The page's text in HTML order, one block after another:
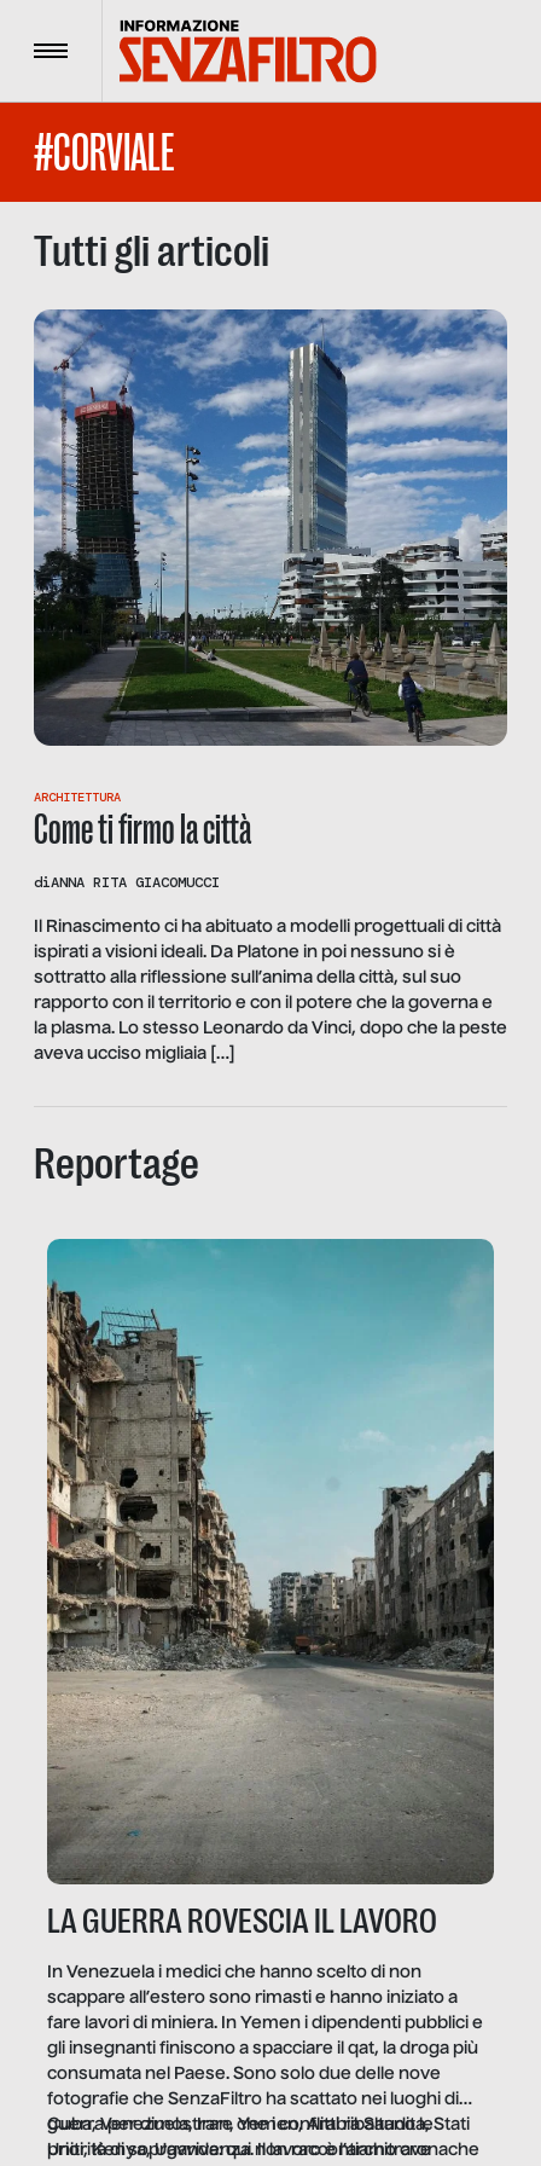
Menu
#CORVIALE
Tutti gli articoli
ARCHITETTURA
Come ti firmo la città
diANNA RITA GIACOMUCCI
Il Rinascimento ci ha abituato a modelli progettuali di città
ispirati a visioni ideali. Da Platone in poi nessuno si è
sottratto alla riflessione sull’anima della città, sul suo
rapporto con il territorio e con il potere che la governa e
la plasma. Lo stesso Leonardo da Vinci, dopo che la peste
aveva ucciso migliaia […]
Reportage
LA GUERRA ROVESCIA IL LAVORO
In Venezuela i medici che hanno scelto di non
scappare all’estero sono rimasti e hanno iniziato a
fare lavori di miniera. In Yemen i dipendenti pubblici e
gli insegnanti finiscono a spacciare il qat, la droga più
consumata nel Paese. Sono solo due delle nove
fotografie che SenzaFiltro ha scattato nei luoghi di
guerra per dimostrare che i conflitti ribaltano le
priorità di sopravvivenza. Il lavoro è l’architrave
Cuba, Venezuela, Iran, Yemen, Arabia Saudita, Stati
Uniti, Kenya, Uganda: qui non raccontiamo cronache